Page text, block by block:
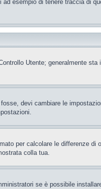
esempio di tenere traccia di
Utente; generalmente
devi cambiare le
per calcolare le differenze di
colla tua.
se è possibile